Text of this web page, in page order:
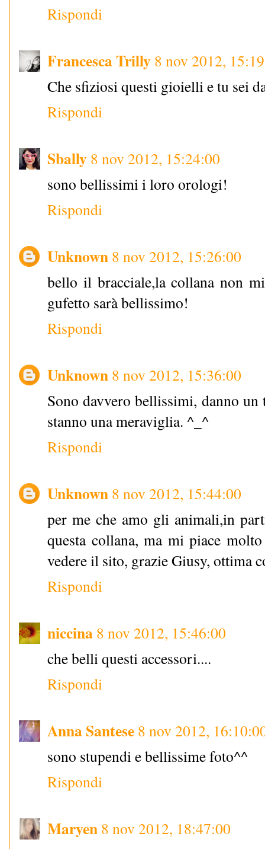
Rispondi
Francesca Trilly 8 nov 2012,
Che sfiziosi questi gioielli e tu sei
Rispondi
Sbally 8 nov 2012, 15:24:00
sono bellissimi i loro orologi!
Rispondi
Unknown 8 nov 2012, 15:26:00
bello il bracciale,la collana non
gufetto sarà bellissimo!
Rispondi
Unknown 8 nov 2012, 15:36:00
Sono davvero bellissimi, danno
stanno una meraviglia. ^_^
Rispondi
Unknown 8 nov 2012, 15:44:00
per me che amo gli animali,in
questa collana, ma mi piace
vedere il sito, grazie Giusy, ottima
Rispondi
niccina 8 nov 2012, 15:46:00
che belli questi accessori....
Rispondi
Anna Santese 8 nov 2012,
sono stupendi e bellissime foto^^
Rispondi
Maryen 8 nov 2012, 18:47:00